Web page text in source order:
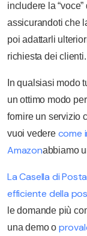
includere la
assicurandoti che
poi adattarli
richiesta dei clienti.
In qualsiasi modo
un ottimo modo
fornire un servizio
vuoi vedere come
Amazonabbiamo
La Casella di
efficiente della
le domande più
una demo o